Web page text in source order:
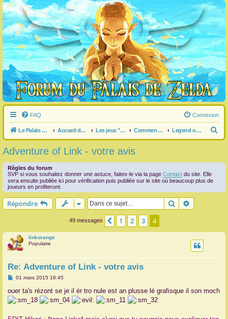
FAQ Connexion
Le Palais de Zelda Accueil du forum Les jeux "Legend of Zelda" Commentaire / question générale / info sur un jeu Legend of Zelda / Adventure of Link
e
Adventure of Link - votre avis
Règles du forum
SVP si vous souhaitez donner une astuce, faites-le via la page Contact du site. Elle
sera ensuite publiée ici pour vérification puis publiée sur le site où beaucoup plus de
joueurs en profiteront.
Répondre Rechercher
49 messages Précédente
1 2 3 4
linkorange
Populaire
Re: Adventure of Link - votre avis
M
s
s
a
01 mars 2015 18:45
ouer ta's rézont se je il ér tro nule est an plusse lé grafisque il son moch